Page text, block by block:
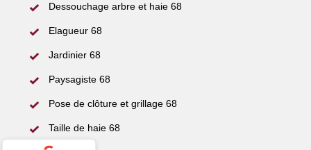
Dessouchage arbre et haie 68
Elagueur 68
Jardinier 68
Paysagiste 68
Pose de clôture et grillage 68
Taille de haie 68